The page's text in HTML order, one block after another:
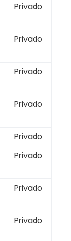
Privado
Privado
Privado
Privado
Privado
Privado
Privado
Privado